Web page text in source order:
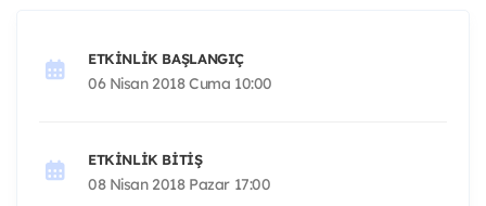
ETKINLIK BAŞLANGIÇ
06 Nisan 2018 Cuma 10:00
ETKINLIK BITIŞ
08 Nisan 2018 Pazar 17:00